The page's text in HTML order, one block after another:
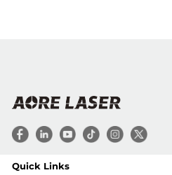
Quick Links